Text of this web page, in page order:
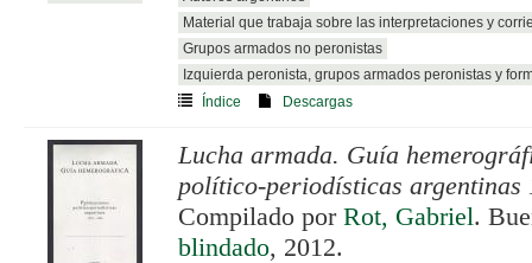
Material que trabaja sobre las interpretaciones y
Grupos armados no peronistas
Izquierda peronista, grupos armados peronistas y
Índice
Descargas
Lucha armada. Guía
político-periodísticas argentinas
Compilado por Rot, Gabriel.
blindado, 2012.